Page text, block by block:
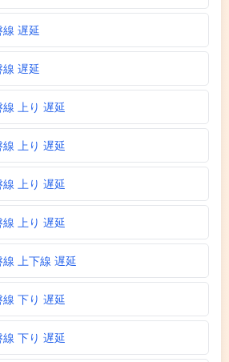
線 遅延
線 遅延
線 上り 遅延
線 上り 遅延
線 上り 遅延
線 上り 遅延
線 上下線 遅延
線 下り 遅延
線 下り 遅延